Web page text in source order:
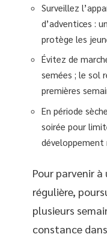
Surveillez
d’adventices :
protège les
Évitez de
semées ; le sol
premières
En période
soirée pour
développement
Pour parvenir à
régulière,
plusieurs
constance